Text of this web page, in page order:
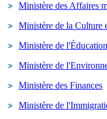
Ministère des Affaires
Ministère de la Culture
Ministère de
Ministère de
Ministère des Finances
Ministère de